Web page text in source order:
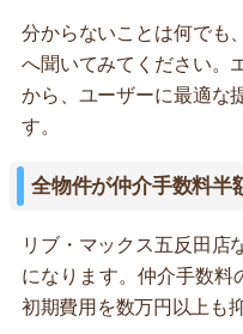
分からないことは何でも
へ聞いてみてください。
から、ユーザーに最適な
す。
全物件が仲介手数料半
リブ・マックス五反田店
になります。仲介手数料
初期費用を数万円以上も